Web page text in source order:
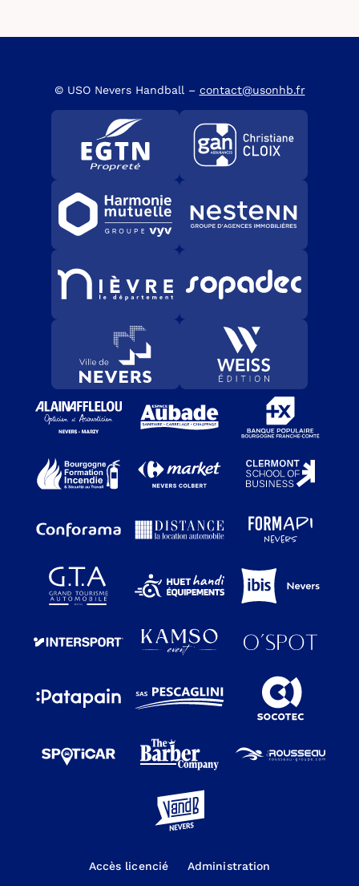
© USO Nevers Handball – contact@usonhb.fr
Accès licencié Administration